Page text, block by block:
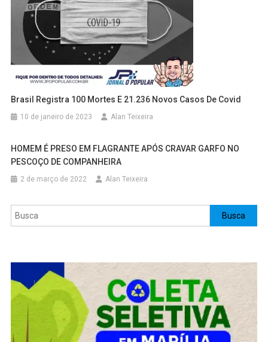
Brasil Registra 100 Mortes E 21.236 Novos Casos De Covid
10 de janeiro de 2023 Alan Teixeira
HOMEM É PRESO EM FLAGRANTE APÓS CRAVAR GARFO NO
PESCOÇO DE COMPANHEIRA
2 de março de 2022 Alan Teixeira
Pesquisar Busca